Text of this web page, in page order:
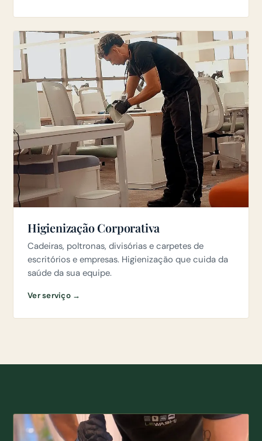
Higienização Corporativa
Cadeiras, poltronas, divisórias e carpetes de
escritórios e empresas. Higienização que cuida da
saúde da sua equipe.
Ver serviço →